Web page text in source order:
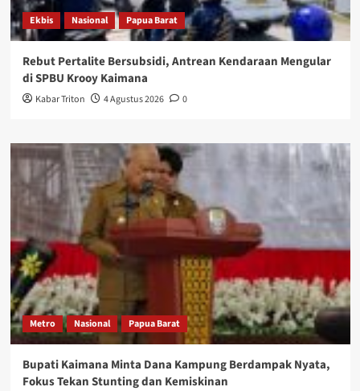
Ekbis Nasional Papua Barat
Rebut Pertalite Bersubsidi, Antrean Kendaraan Mengular
di SPBU Krooy Kaimana
Kabar Triton 4 Agustus 2026 0
Metro Nasional Papua Barat
Bupati Kaimana Minta Dana Kampung Berdampak Nyata,
Fokus Tekan Stunting dan Kemiskinan